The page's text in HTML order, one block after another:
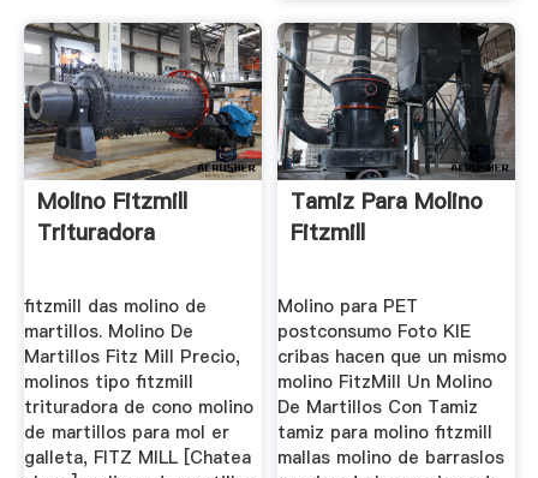
Molino Fitzmill
Trituradora
fitzmill das molino de
martillos. Molino De
Martillos Fitz Mill Precio,
molinos tipo fitzmill
trituradora de cono molino
de martillos para mol er
galleta, FITZ MILL [Chatea
Tamiz Para Molino
Fitzmill
Molino para PET
postconsumo Foto KIE
cribas hacen que un mismo
molino FitzMill Un Molino
De Martillos Con Tamiz
tamiz para molino fitzmill
mallas molino de barraslos